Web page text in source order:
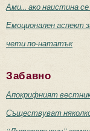
Ами... ако наистина се
Емоционален аспект
чети по-нататък
Забавно
Апокрифният
Съществуват